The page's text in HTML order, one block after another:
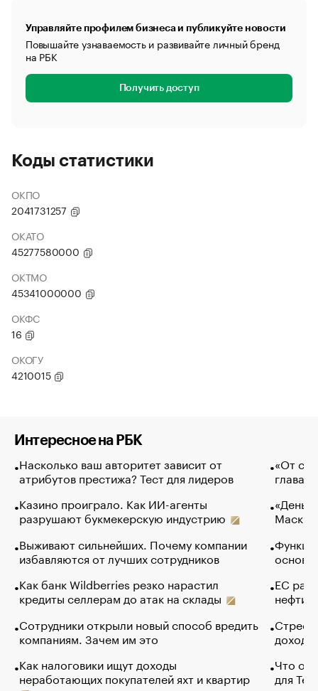
Управляйте профилем бизнеса и публикуйте новости
Повышайте узнаваемость и развивайте личный бренд
на РБК
Получить доступ
Коды статистики
ОКПО
2041731257
ОКАТО
45277580000
ОКТМО
45341000000
ОКФС
16
ОКОГУ
4210015
Интересное на РБК
Насколько ваш авторитет зависит от
атрибутов престижа? Тест для лидеров
Казино проиграло. Как ИИ-агенты
разрушают букмекерскую индустрию
Выживают сильнейших. Почему компании
избавляются от лучших сотрудников
Как банк Wildberries резко нарастил
кредиты селлерам до атак на склады
Сотрудники открыли новый способ вредить
компаниям. Зачем им это
Как налоговики ищут доходы
неработающих покупателей яхт и квартир
«От
глава
Маск в
основ
ЕС
нефти
Что
для